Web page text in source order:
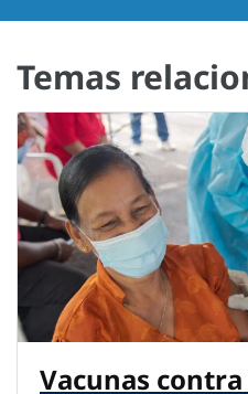
Temas
Vacunas contra